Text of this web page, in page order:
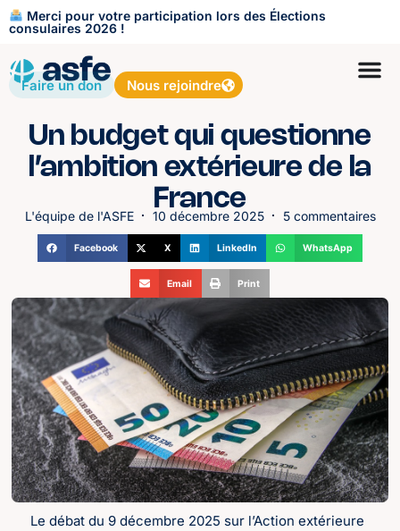
Merci pour votre participation lors des Élections
consulaires 2026 !
Faire un don Nous rejoindre
Un budget qui questionne
l’ambition extérieure de la
France
L'équipe de l'ASFE 10 décembre 2025 5 commentaires
Facebook X LinkedIn WhatsApp
Email Print
Le débat du 9 décembre 2025 sur l’Action extérieure